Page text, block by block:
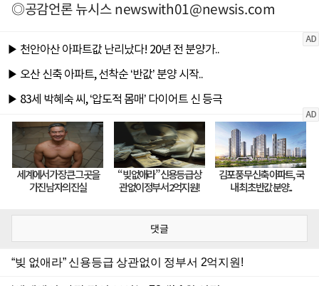
◎공감언론 뉴시스newswith01@newsis.com
댓글